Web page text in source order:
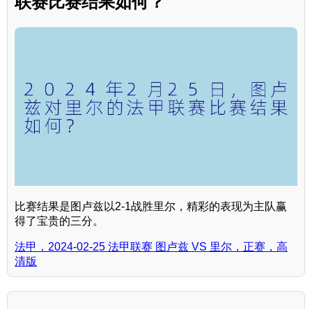
比赛结果是图卢兹以2-1战胜里尔，精彩的表现为主队赢
得了宝贵的三分。
法甲，2024-02-25 法甲联赛 图卢兹 VS 里尔，正赛，高
清版